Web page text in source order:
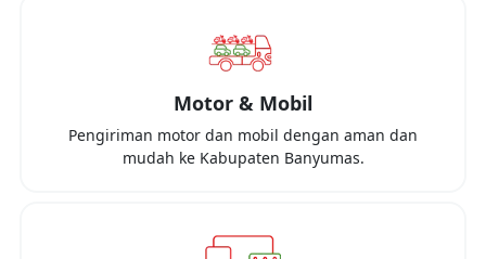
Motor & Mobil
Pengiriman motor dan mobil dengan aman dan
mudah ke Kabupaten Banyumas.